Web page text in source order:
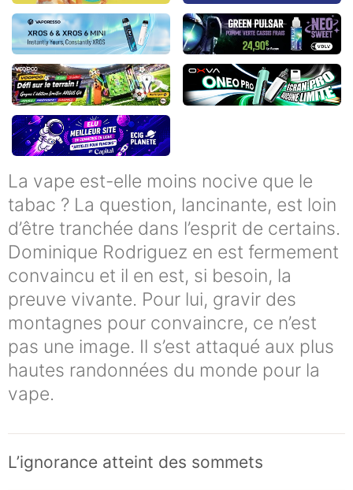
La vape est-elle moins nocive que le
tabac ? La question, lancinante, est loin
d’être tranchée dans l’esprit de certains.
Dominique Rodriguez en est fermement
convaincu et il en est, si besoin, la
preuve vivante. Pour lui, gravir des
montagnes pour convaincre, ce n’est
pas une image. Il s’est attaqué aux plus
hautes randonnées du monde pour la
vape.
L’ignorance atteint des sommets